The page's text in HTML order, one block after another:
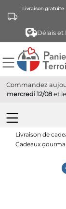
Livraison gratuite
Délais et
Commandez
mercredi 12/08et le
Livraison de
Cadeaux